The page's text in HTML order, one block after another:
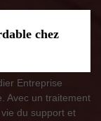
chez
Entreprise
Avec un traitement
du support et